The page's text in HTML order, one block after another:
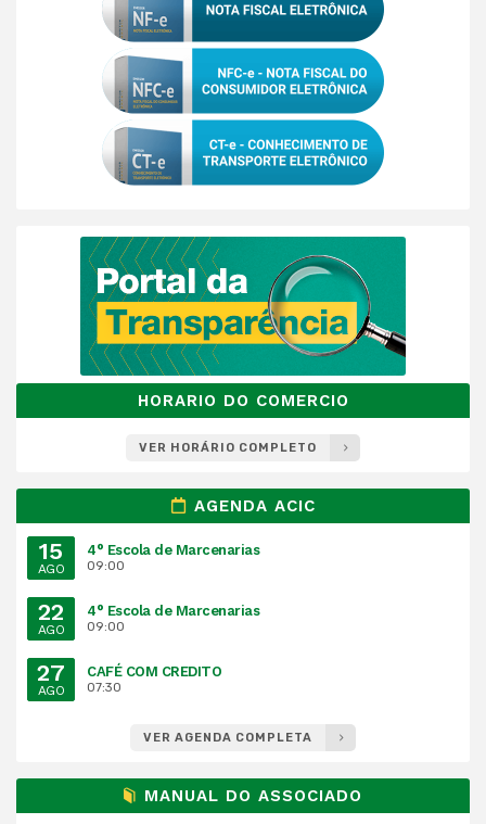
HORARIO DO COMERCIO
VER HORÁRIO COMPLETO
AGENDA ACIC
15
AGO
4° Escola de Marcenarias
09:00
22
AGO
4° Escola de Marcenarias
09:00
27
AGO
CAFÉ COM CREDITO
07:30
VER AGENDA COMPLETA
MANUAL DO ASSOCIADO